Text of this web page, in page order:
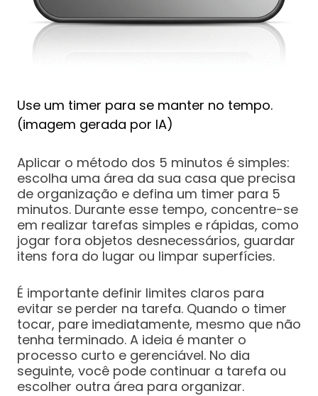
Use um timer para se manter no tempo.
(imagem gerada por IA)
Aplicar o método dos 5 minutos é simples:
escolha uma área da sua casa que precisa
de organização e defina um timer para 5
minutos. Durante esse tempo, concentre-se
em realizar tarefas simples e rápidas, como
jogar fora objetos desnecessários, guardar
itens fora do lugar ou limpar superfícies.
É importante definir limites claros para
evitar se perder na tarefa. Quando o timer
tocar, pare imediatamente, mesmo que não
tenha terminado. A ideia é manter o
processo curto e gerenciável. No dia
seguinte, você pode continuar a tarefa ou
escolher outra área para organizar.